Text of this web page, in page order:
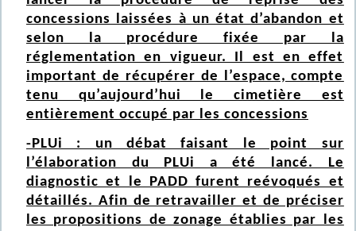
concessions laissées à un état d’abandon et
selon la procédure fixée par la
réglementation en vigueur. Il est en effet
important de récupérer de l’espace, compte
tenu qu’aujourd’hui le cimetière est
entièrement occupé par les concessions
-PLUi : un débat faisant le point sur
l’élaboration du PLUi a été lancé. Le
diagnostic et le PADD furent reévoqués et
détaillés. Afin de retravailler et de préciser
les propositions de zonage établies par les